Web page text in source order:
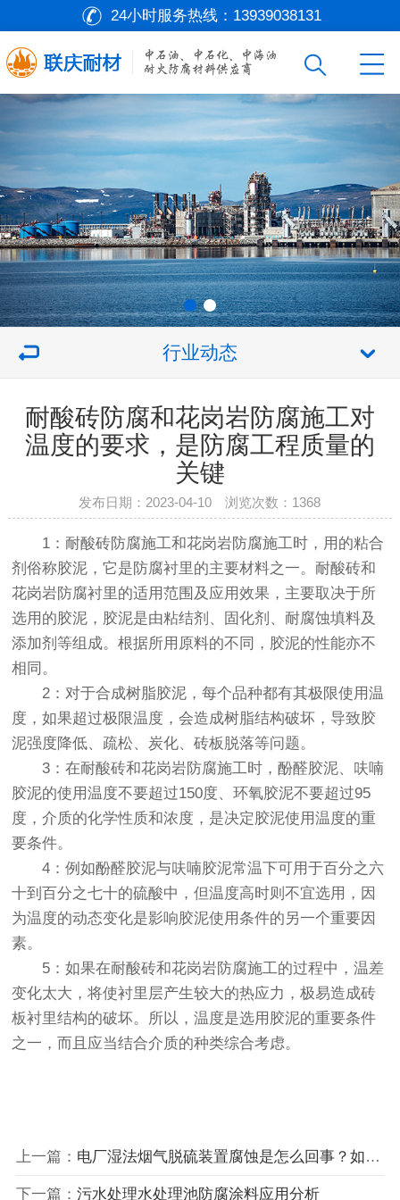
24小时服务热线： 13939038131
行业动态
耐酸砖防腐和花岗岩防腐施工对
温度的要求，是防腐工程质量的
关键
发布日期：2023-04-10 浏览次数： 1368
1： 耐酸砖防腐施工和花岗岩防腐施工时，用的粘合
剂俗称胶泥，它是防腐衬里的主要材料之一。 耐酸砖和
花岗岩防腐衬里的适用范围及应用效果，主要取决于所
选用的胶泥，胶泥是由粘结剂、固化剂、耐腐蚀填料及
添加剂等组成。根据所用原料的不同，胶泥的性能亦不
相同。
2：对于合成树脂胶泥，每个品种都有其极限使用温
度，如果超过极限温度，会造成树脂结构破坏，导致胶
泥强度降低、疏松、炭化、砖板脱落等问题。
3：在耐酸砖和花岗岩防腐施工时，酚醛胶泥、呋喃
胶泥的使用温度不要超过150度、环氧胶泥不要超过95
度，介质的化学性质和浓度，是决定胶泥使用温度的重
要条件。
4：例如酚醛胶泥与呋喃胶泥常温下可用于百分之六
十到百分之七十的硫酸中，但温度高时则不宜选用，因
为温度的动态变化是影响胶泥使用条件的另一个重要因
素。
5：如果在耐酸砖和花岗岩防腐施工的过程中，温差
变化太大，将使衬里层产生较大的热应力，极易造成砖
板衬里结构的破坏。所以，温度是选用胶泥的重要条件
之一，而且应当结合介质的种类综合考虑。
上一篇： 电厂湿法烟气脱硫装置腐蚀是怎么回事？如何防腐？
下一篇： 污水处理水处理池防腐涂料应用分析